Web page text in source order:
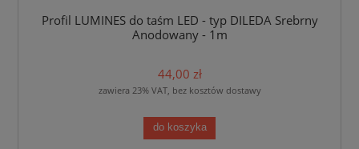
Profil LUMINES do taśm LED - typ DILEDA Srebrny
Anodowany - 1m
44,00 zł
zawiera 23% VAT, bez kosztów dostawy
do koszyka